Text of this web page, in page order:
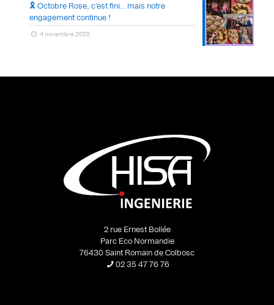
🎗 Octobre Rose, c’est fini… mais notre
engagement continue !
4 novembre 2025
2 rue Ernest Bollée
Parc Eco Normandie
76430 Saint Romain de Colbosc
02 35 47 76 76